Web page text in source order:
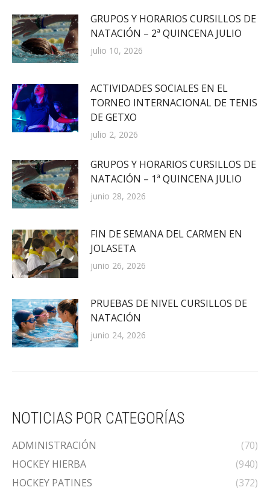
GRUPOS Y HORARIOS CURSILLOS DE
NATACIÓN – 2ª QUINCENA JULIO
julio 10, 2026
ACTIVIDADES SOCIALES EN EL
TORNEO INTERNACIONAL DE TENIS
DE GETXO
julio 2, 2026
GRUPOS Y HORARIOS CURSILLOS DE
NATACIÓN – 1ª QUINCENA JULIO
junio 28, 2026
FIN DE SEMANA DEL CARMEN EN
JOLASETA
junio 26, 2026
PRUEBAS DE NIVEL CURSILLOS DE
NATACIÓN
junio 24, 2026
NOTICIAS POR CATEGORÍAS
ADMINISTRACIÓN
(70)
HOCKEY HIERBA
(940)
HOCKEY PATINES
(372)